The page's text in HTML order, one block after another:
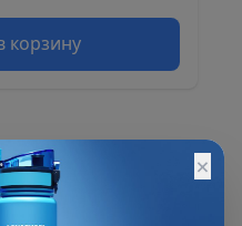
корзину
смотрите на
×